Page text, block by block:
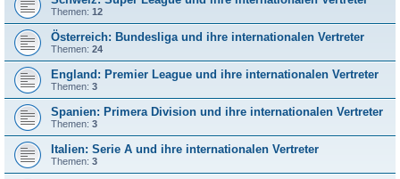
Themen: 12
Österreich: Bundesliga und ihre internationalen Vertreter
Themen: 24
England: Premier League und ihre internationalen Vertreter
Themen: 3
Spanien: Primera Division und ihre internationalen Vertreter
Themen: 3
Italien: Serie A und ihre internationalen Vertreter
Themen: 3